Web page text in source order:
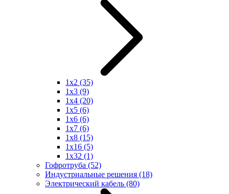
1x2 (35)
1x3 (9)
1x4 (20)
1x5 (6)
1x6 (6)
1x7 (6)
1x8 (15)
1x16 (5)
1x32 (1)
Гофротруба (52)
Индустриальные решения (18)
Электрический кабель (80)